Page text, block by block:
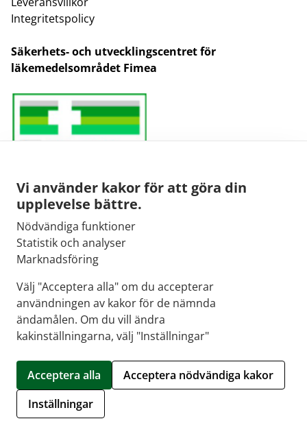
Vi använder kakor för att göra din
upplevelse bättre.
Nödvändiga funktioner
Statistik och analyser
Marknadsföring
Välj "Acceptera alla" om du accepterar
användningen av kakor för de nämnda
ändamålen. Om du vill ändra
kakinställningarna, välj "Inställningar"
Acceptera alla
Acceptera nödvändiga kakor
Inställningar
Integritetspolicy
Säkerhets- och utvecklingscentret för
läkemedelsområdet Fimea
E-post:
kirjaamo@fimea.fi
Fimeas växel:
029 522 3341
Hantera kakor